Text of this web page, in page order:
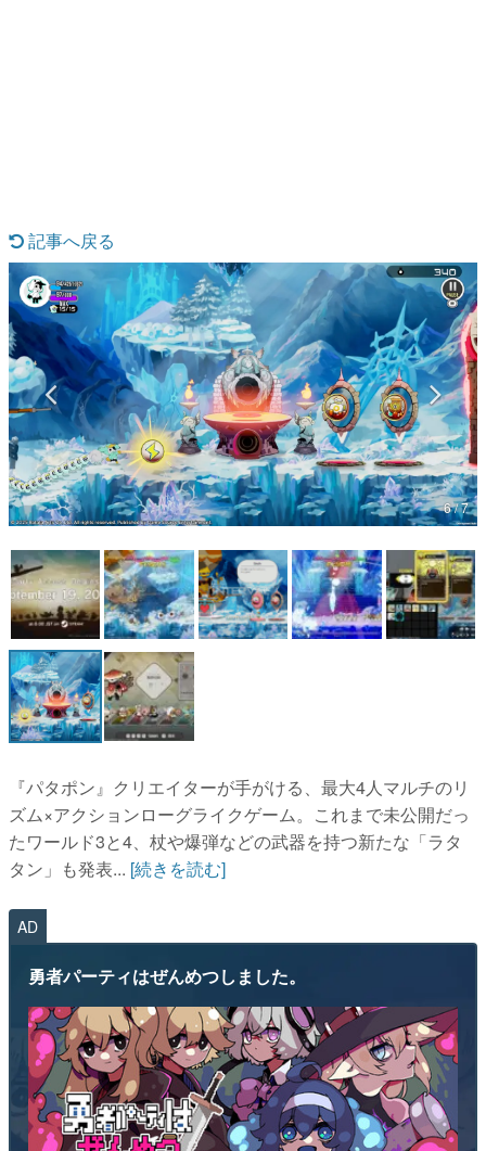
マンガ
女性向け
アプリレビュー
その他
電ファミニコゲーマーとは？
運営：株式会社マレ
記事へ戻る
6 / 7
『パタポン』クリエイターが手がける、最大4人マルチのリ
ズム×アクションローグライクゲーム。これまで未公開だっ
たワールド3と4、杖や爆弾などの武器を持つ新たな「ラタ
タン」も発表... [続きを読む]
AD
勇者パーティはぜんめつしました。